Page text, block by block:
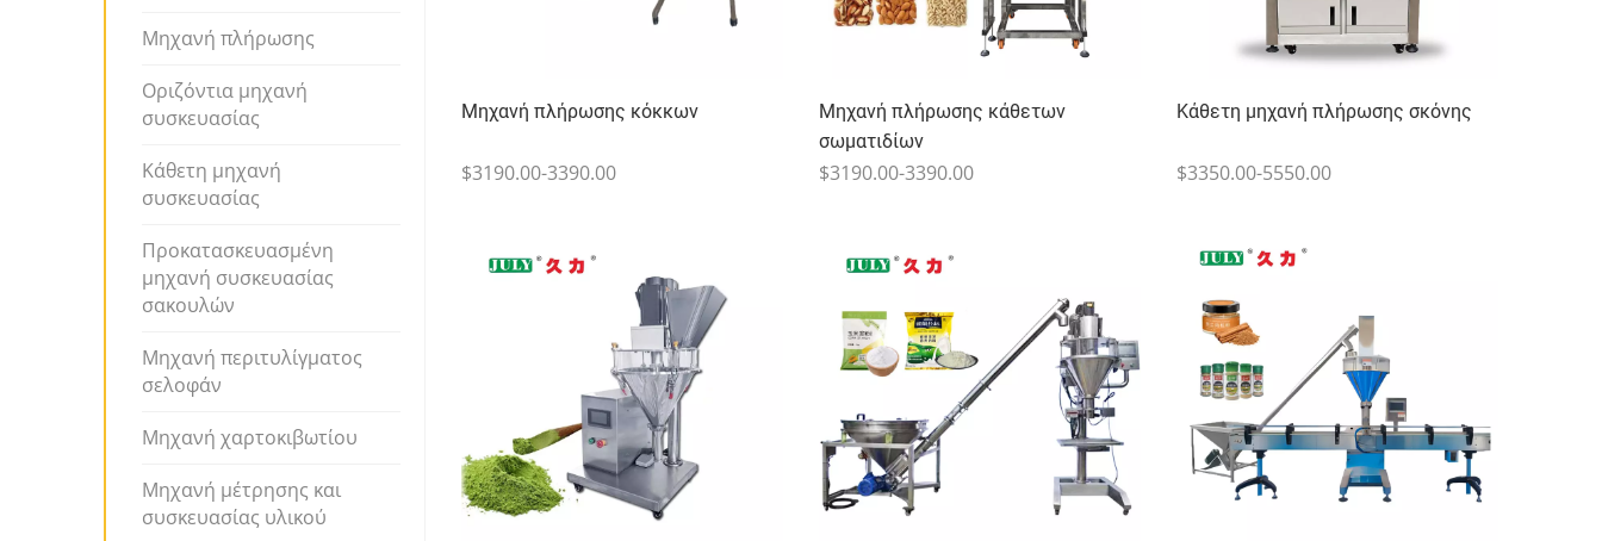
Μηχανή πλήρωσης κόκκων
$3190.00-3390.00
Μηχανή πλήρωσης κάθετων
σωματιδίων
$3190.00-3390.00
Κάθετη μηχανή πλήρωσης σκόνης
$3350.00-5550.00
Μηχανή πλήρωσης
Οριζόντια μηχανή
συσκευασίας
Κάθετη μηχανή
συσκευασίας
Προκατασκευασμένη
μηχανή συσκευασίας
σακουλών
Μηχανή περιτυλίγματος
σελοφάν
Μηχανή χαρτοκιβωτίου
Μηχανή μέτρησης και
συσκευασίας υλικού